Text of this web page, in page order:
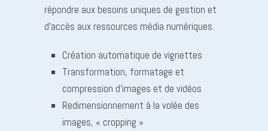
répondre aux besoins uniques de gestion et
d’accès aux ressources média numériques.
Création automatique de vignettes
Transformation, formatage et
compression d’images et de vidéos
Redimensionnement à la volée des
images, « cropping »